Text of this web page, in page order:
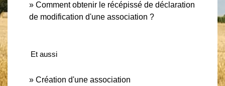
Comment obtenir le récépissé de déclaration
de modification d'une association ?
Et aussi
Création d'une association